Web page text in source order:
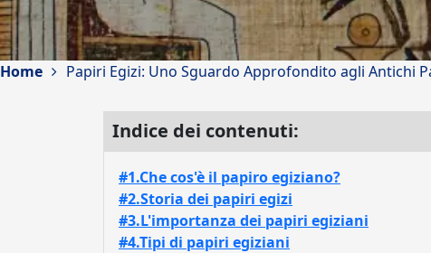
Home Papiri Egizi: Uno Sguardo Approfondito agli Antichi
Indice dei contenuti:
#1.Che cos'è il papiro egiziano?
#2.Storia dei papiri egizi
#3.L'importanza dei papiri egiziani
#4.Tipi di papiri egiziani